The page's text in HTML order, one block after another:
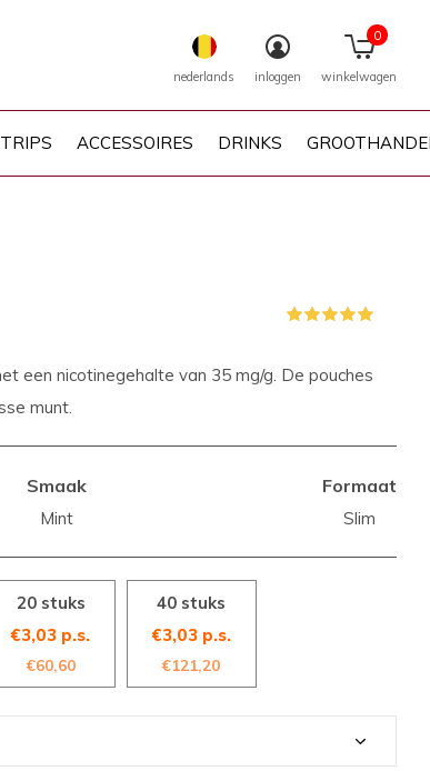
ACCESSOIRES DRINKS
nederlands inloggen winkelwagen
0
een nicotinegehalte van 35 mg/g. De pouches
munt.
Smaak
Mint
Formaat
Slim
20 stuks
€3,03 p.s.
€60,60
40 stuks
€3,03 p.s.
€121,20